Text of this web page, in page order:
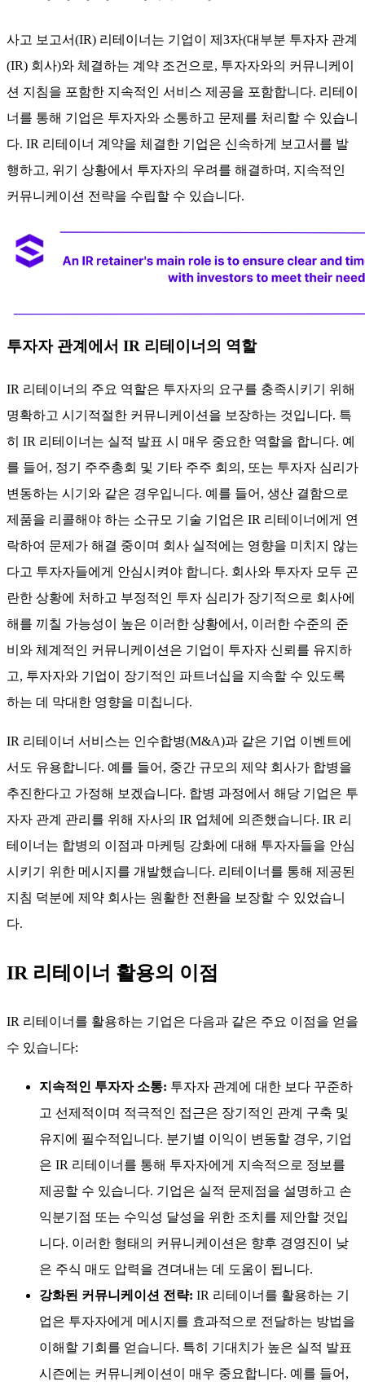
사고 보고서(IR) 리테이너는 기업이 제3자(대부분 투자자 관계
(IR) 회사)와 체결하는 계약 조건으로, 투자자와의 커뮤니케이
션 지침을 포함한 지속적인 서비스 제공을 포함합니다. 리테이
너를 통해 기업은 투자자와 소통하고 문제를 처리할 수 있습니
다. IR 리테이너 계약을 체결한 기업은 신속하게 보고서를 발
행하고, 위기 상황에서 투자자의 우려를 해결하며, 지속적인
커뮤니케이션 전략을 수립할 수 있습니다.
투자자 관계에서 IR 리테이너의 역할
IR 리테이너의 주요 역할은 투자자의 요구를 충족시키기 위해
명확하고 시기적절한 커뮤니케이션을 보장하는 것입니다. 특
히 IR 리테이너는 실적 발표 시 매우 중요한 역할을 합니다. 예
를 들어, 정기 주주총회 및 기타 주주 회의, 또는 투자자 심리가
변동하는 시기와 같은 경우입니다. 예를 들어, 생산 결함으로
제품을 리콜해야 하는 소규모 기술 기업은 IR 리테이너에게 연
락하여 문제가 해결 중이며 회사 실적에는 영향을 미치지 않는
다고 투자자들에게 안심시켜야 합니다. 회사와 투자자 모두 곤
란한 상황에 처하고 부정적인 투자 심리가 장기적으로 회사에
해를 끼칠 가능성이 높은 이러한 상황에서, 이러한 수준의 준
비와 체계적인 커뮤니케이션은 기업이 투자자 신뢰를 유지하
고, 투자자와 기업이 장기적인 파트너십을 지속할 수 있도록
하는 데 막대한 영향을 미칩니다.
IR 리테이너 서비스는 인수합병(M&A)과 같은 기업 이벤트에
서도 유용합니다. 예를 들어, 중간 규모의 제약 회사가 합병을
추진한다고 가정해 보겠습니다. 합병 과정에서 해당 기업은 투
자자 관계 관리를 위해 자사의 IR 업체에 의존했습니다. IR 리
테이너는 합병의 이점과 마케팅 강화에 대해 투자자들을 안심
시키기 위한 메시지를 개발했습니다. 리테이너를 통해 제공된
지침 덕분에 제약 회사는 원활한 전환을 보장할 수 있었습니
다.
IR 리테이너 활용의 이점
IR 리테이너를 활용하는 기업은 다음과 같은 주요 이점을 얻을
수 있습니다:
지속적인 투자자 소통: 투자자 관계에 대한 보다 꾸준하
고 선제적이며 적극적인 접근은 장기적인 관계 구축 및
유지에 필수적입니다. 분기별 이익이 변동할 경우, 기업
은 IR 리테이너를 통해 투자자에게 지속적으로 정보를
제공할 수 있습니다. 기업은 실적 문제점을 설명하고 손
익분기점 또는 수익성 달성을 위한 조치를 제안할 것입
니다. 이러한 형태의 커뮤니케이션은 향후 경영진이 낮
은 주식 매도 압력을 견뎌내는 데 도움이 됩니다.
강화된 커뮤니케이션 전략: IR 리테이너를 활용하는 기
업은 투자자에게 메시지를 효과적으로 전달하는 방법을
이해할 기회를 얻습니다. 특히 기대치가 높은 실적 발표
시즌에는 커뮤니케이션이 매우 중요합니다. 예를 들어,